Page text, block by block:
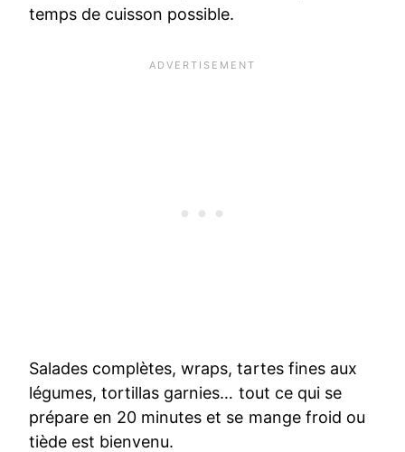
temps de cuisson possible.
Salades complètes, wraps, tartes fines aux
légumes, tortillas garnies… tout ce qui se
prépare en 20 minutes et se mange froid ou
tiède est bienvenu.